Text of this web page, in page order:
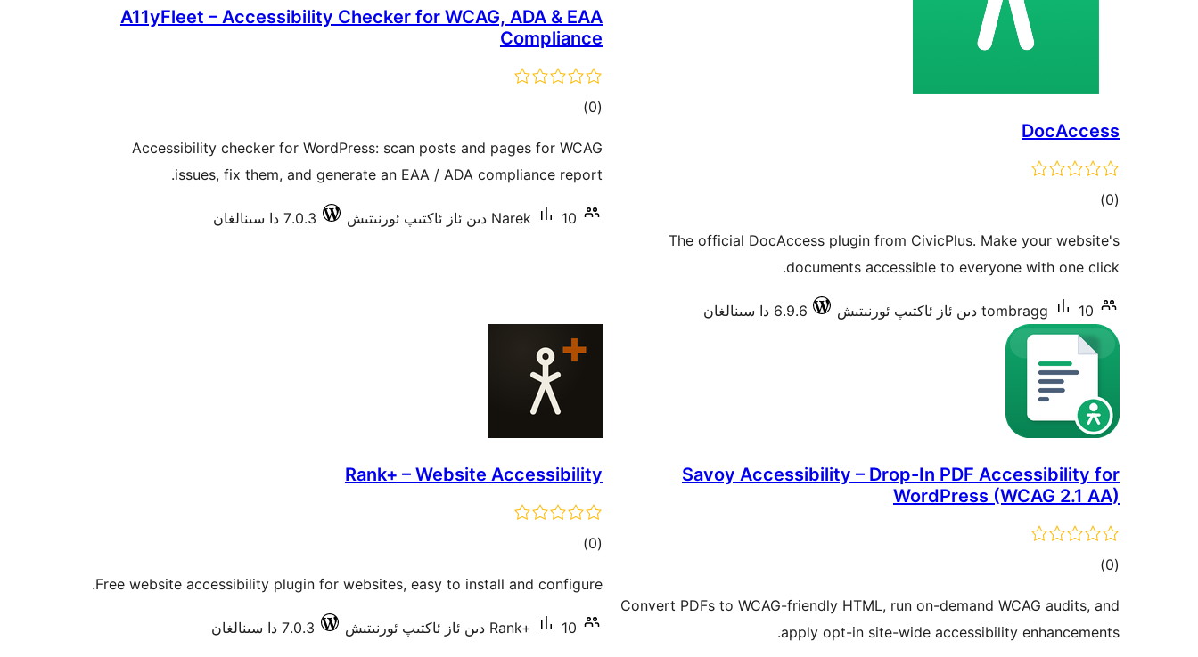
DocAccess
(0 ئومۇمىي)
The official DocAccess plugin from CivicPlus. Make your website's
documents accessible to everyone with one click.
tombragg 10 دىن ئاز ئاكتىپ ئورنىتىش 6.9.6 دا سىنالغان
A11yFleet – Accessibility Checker for WCAG, ADA & EAA
Compliance
(0 ئومۇمىي)
Accessibility checker for WordPress: scan posts and pages for WCAG
issues, fix them, and generate an EAA / ADA compliance report.
Narek 10 دىن ئاز ئاكتىپ ئورنىتىش 7.0.3 دا سىنالغان
Savoy Accessibility – Drop-In PDF Accessibility for
WordPress (WCAG 2.1 AA)
(0 ئومۇمىي)
Convert PDFs to WCAG-friendly HTML, run on-demand WCAG audits, and
apply opt-in site-wide accessibility enhancements.
Rank+ – Website Accessibility
(0 ئومۇمىي)
Free website accessibility plugin for websites, easy to install and configure.
Rank+ 10 دىن ئاز ئاكتىپ ئورنىتىش 7.0.3 دا سىنالغان